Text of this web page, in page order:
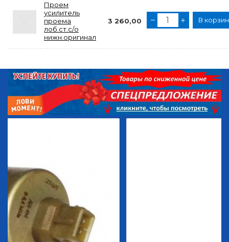
Проем
усилитель
проема
лоб.ст.с/о
нижн.оригинал
3 260,00 В